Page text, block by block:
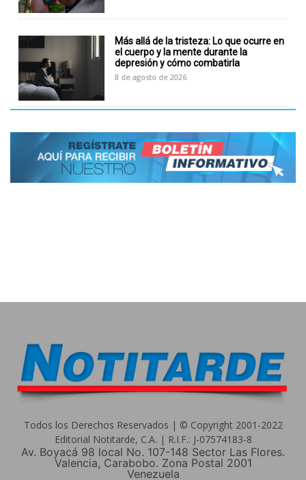
Más allá de la tristeza: Lo que ocurre en
el cuerpo y la mente durante la
depresión y cómo combatirla
8 de agosto de 2026
Todos los Derechos Reservados | © Copyright 2001-2022
Editorial Notitarde, C.A. | R.I.F.: J-07574183-8
Av. Boyacá 98 local No. 107-148 Sector Las Flores.
Valencia, Carabobo. Zona Postal 2001
Venezuela